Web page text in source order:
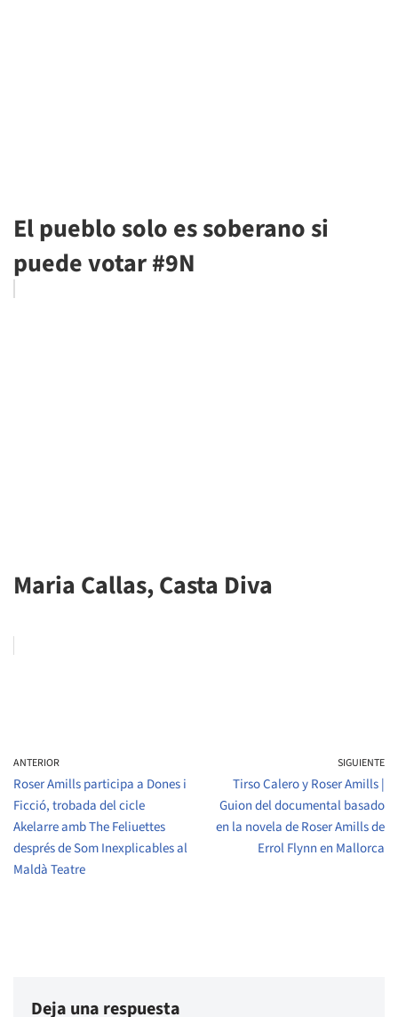
El pueblo solo es soberano si
puede votar #9N
Maria Callas, Casta Diva
ANTERIOR
Roser Amills participa a Dones i
Ficció, trobada del cicle
Akelarre amb The Feliuettes
després de Som Inexplicables al
Maldà Teatre
SIGUIENTE
Tirso Calero y Roser Amills |
Guion del documental basado
en la novela de Roser Amills de
Errol Flynn en Mallorca
Deja una respuesta